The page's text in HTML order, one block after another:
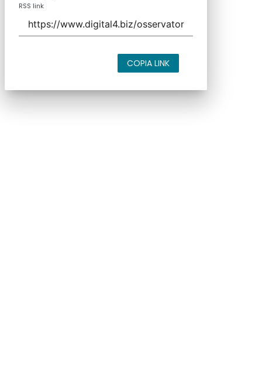
RSS link
COPIA LINK